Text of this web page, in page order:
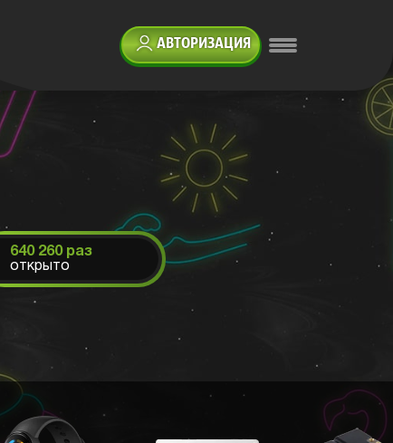
АВТОРИЗАЦИЯ
640 260 раз
открыто